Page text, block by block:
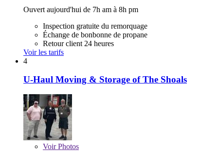
Ouvert aujourd'hui de 7h am à 8h pm
Inspection gratuite du remorquage
Échange de bonbonne de propane
Retour client 24 heures
Voir les tarifs
4
U-Haul Moving & Storage of The Shoals
VoirPhotos